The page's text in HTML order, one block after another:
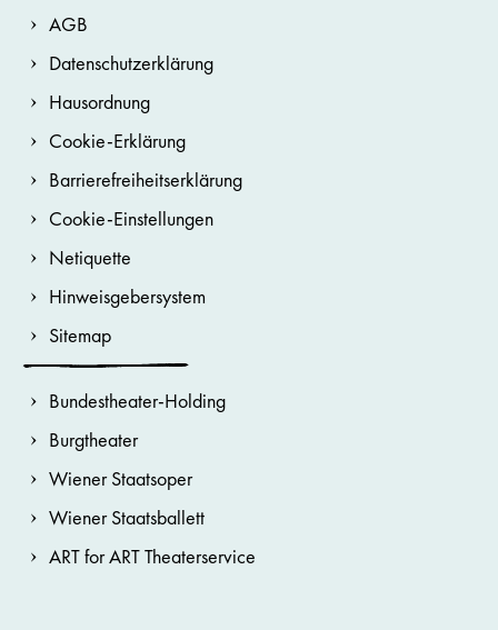
AGB
Datenschutzerklärung
Hausordnung
Cookie-Erklärung
Barrierefreiheitserklärung
Cookie-Einstellungen
Netiquette
Hinweisgebersystem
Sitemap
Bundestheater-Holding
Burgtheater
Wiener Staatsoper
Wiener Staatsballett
ART for ART Theaterservice